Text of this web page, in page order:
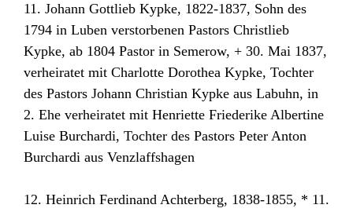
11. Johann Gottlieb Kypke, 1822-1837, Sohn des
1794 in Luben verstorbenen Pastors Christlieb
Kypke, ab 1804 Pastor in Semerow, + 30. Mai 1837,
verheiratet mit Charlotte Dorothea Kypke, Tochter
des Pastors Johann Christian Kypke aus Labuhn, in
2. Ehe verheiratet mit Henriette Friederike Albertine
Luise Burchardi, Tochter des Pastors Peter Anton
Burchardi aus Venzlaffshagen
12. Heinrich Ferdinand Achterberg, 1838-1855, * 11.